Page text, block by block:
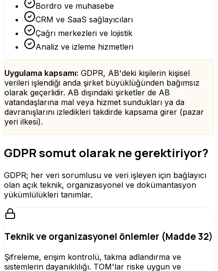
Bordro ve muhasebe
CRM ve SaaS sağlayıcıları
Çağrı merkezleri ve lojistik
Analiz ve izleme hizmetleri
Uygulama kapsamı: GDPR, AB'deki kişilerin kişisel
verileri işlendiği anda şirket büyüklüğünden bağımsız
olarak geçerlidir. AB dışındaki şirketler de AB
vatandaşlarına mal veya hizmet sundukları ya da
davranışlarını izledikleri takdirde kapsama girer (pazar
yeri ilkesi).
GDPR somut olarak ne gerektiriyor?
GDPR; her veri sorumlusu ve veri işleyen için bağlayıcı
olan açık teknik, organizasyonel ve dokümantasyon
yükümlülükleri tanımlar.
Teknik ve organizasyonel önlemler (Madde 32)
Şifreleme, erişim kontrolü, takma adlandırma ve
sistemlerin dayanıklılığı. TOM'lar riske uygun ve